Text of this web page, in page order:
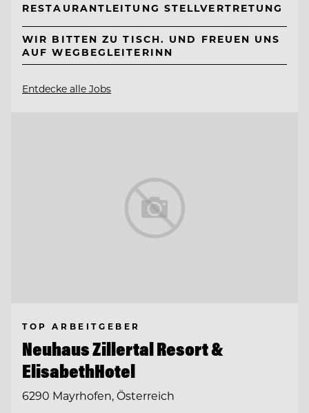
RESTAURANTLEITUNG STELLVERTRETUNG
WIR BITTEN ZU TISCH. UND FREUEN UNS
AUF WEGBEGLEITERINN
Entdecke alle Jobs
TOP ARBEITGEBER
Neuhaus Zillertal Resort &
ElisabethHotel
6290 Mayrhofen, Österreich